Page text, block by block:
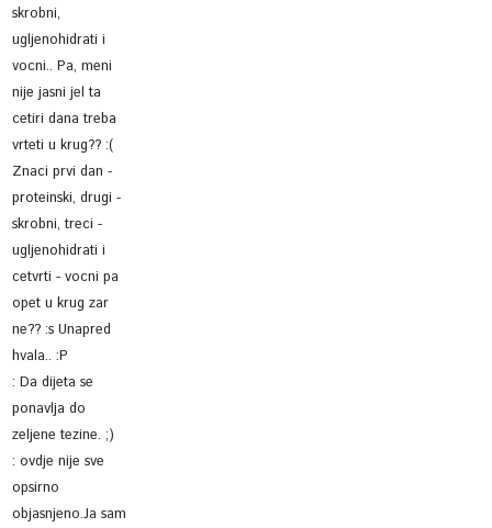
skrobni,
ugljenohidrati i
vocni.. Pa, meni
nije jasni jel ta
cetiri dana treba
vrteti u krug?? :(
Znaci prvi dan -
proteinski, drugi -
skrobni, treci -
ugljenohidrati i
cetvrti - vocni pa
opet u krug zar
ne?? :s Unapred
hvala.. :P
:Da dijeta se
ponavlja do
zeljene tezine. ;)
:ovdje nije sve
opsirno
objasnjeno.Ja sam